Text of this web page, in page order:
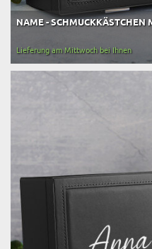
NAME - SCHMUCKKÄSTCHEN
Lieferung am Mittwoch bei Ihnen